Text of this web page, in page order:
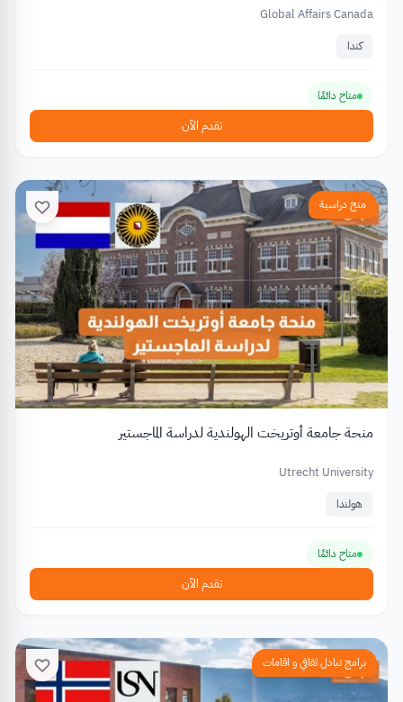
Global Affairs Canada
كندا
متاح دائمًا
تقدم الآن
منح دراسية
منحة جامعة أوتريخت الهولندية لدراسة الماجستير
Utrecht University
هولندا
متاح دائمًا
تقدم الآن
برامج تبادل ثقافي و اقامات